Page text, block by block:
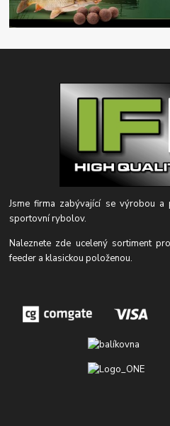
Jsme firma zabývající se výrobou
sportovní rybolov.
Naleznete zde ucelený sortiment
feeder a klasickou položenou.